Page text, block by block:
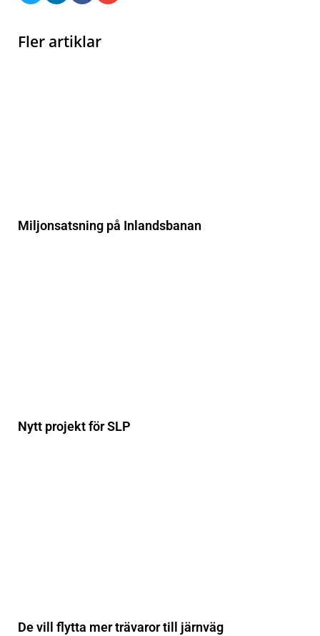
Fler artiklar
Miljonsatsning på Inlandsbanan
Nytt projekt för SLP
De vill flytta mer trävaror till järnväg